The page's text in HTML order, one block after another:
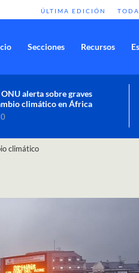
ÚLTIMA EDICIÓN
Secciones Recursos
Nivel de Cambio
nueva ambición
climático